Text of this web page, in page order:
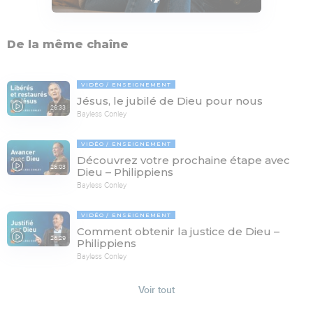
De la même chaîne
26:33
VIDÉO ENSEIGNEMENT
Jésus, le jubilé de Dieu pour nous
Bayless Conley
26:03
VIDÉO ENSEIGNEMENT
Découvrez votre prochaine étape avec
Dieu – Philippiens
Bayless Conley
26:29
VIDÉO ENSEIGNEMENT
Comment obtenir la justice de Dieu –
Philippiens
Bayless Conley
Voir tout